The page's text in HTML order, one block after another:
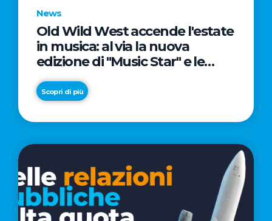
News
Old Wild West accende l'estate
in musica: al via la nuova
edizione di "Music Star" e le
prestigiose partnership con
Radio Italia e Live Nation
Scopri di più